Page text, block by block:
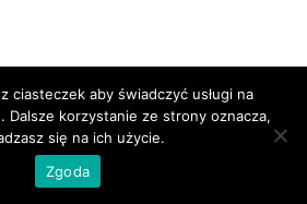
ciasteczek aby świadczyć usługi na
Dalsze korzystanie ze strony oznacza,
się na ich użycie.
Zgoda